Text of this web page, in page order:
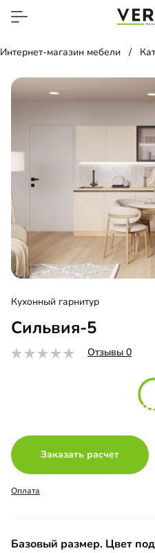
Интернет-магазин мебели
Кухонный гарнитур
Сильвия-5
Отзывы 0
Заказать расчет
Оплата
Базовый размер. Цвет